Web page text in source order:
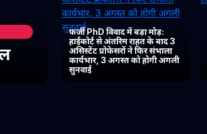
फर्जी PhD विवाद में बड़ा मोड़:
हाईकोर्ट से अंतरिम राहत के बाद 3
असिस्टेंट प्रोफेसरों ने फिर संभाला
कार्यभार, 3 अगस्त को होगी अगली
सुनवाई